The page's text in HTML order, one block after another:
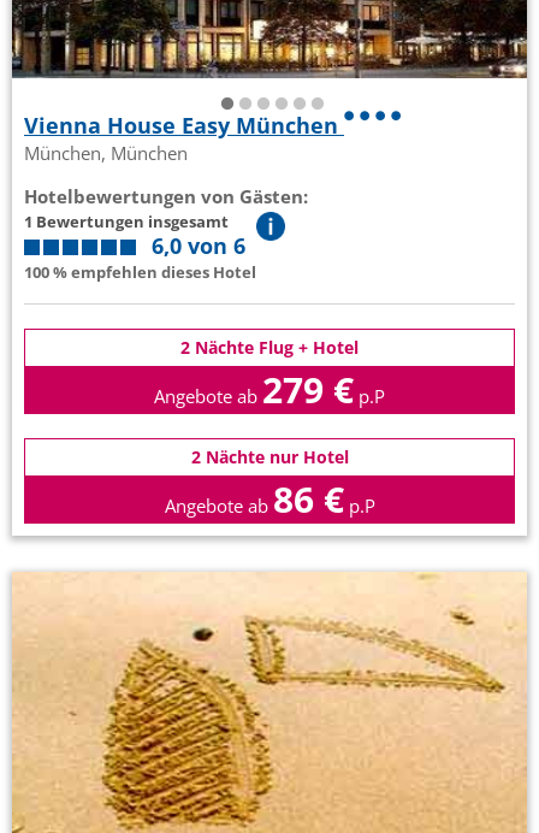
Vienna House Easy München
München, München
Hotelbewertungen von Gästen:
1 Bewertungen insgesamt
6,0 von 6
100 % empfehlen dieses Hotel
2 Nächte Flug + Hotel
Angebote ab 279 € p.P
2 Nächte nur Hotel
Angebote ab 86 € p.P